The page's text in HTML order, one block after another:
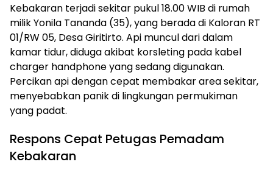
Kebakaran terjadi sekitar pukul 18.00 WIB di rumah
milik Yonila Tananda (35), yang berada di Kaloran RT
01/RW 05, Desa Giritirto. Api muncul dari dalam
kamar tidur, diduga akibat korsleting pada kabel
charger handphone yang sedang digunakan.
Percikan api dengan cepat membakar area sekitar,
menyebabkan panik di lingkungan permukiman
yang padat.
Respons Cepat Petugas Pemadam
Kebakaran